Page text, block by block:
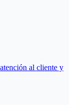
al cliente y